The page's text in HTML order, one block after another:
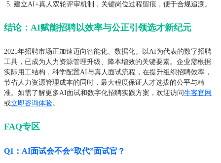
建立AI+真人双轮评审机制，关键岗位过程留痕，便于合规追溯。
结论：AI赋能招聘以效率与公正引领选才新纪元
2025年招聘市场正加速迈向智能化、数据化。以AI为代表的数字招聘
工具，已成为人力资源管理升级、降本增效的关键要素。企业需根据
实际用工结构，科学配置AI与真人面试流程，在提升组织招聘效率，
节省人力资源管理成本的同时，最大程度保证人才选拔的公平与精
准。如需了解更多AI面试和数字化招聘实践方案，欢迎访问牛客官网
或立即咨询体验。
FAQ专区
Q1：AI面试会不会“取代”面试官？